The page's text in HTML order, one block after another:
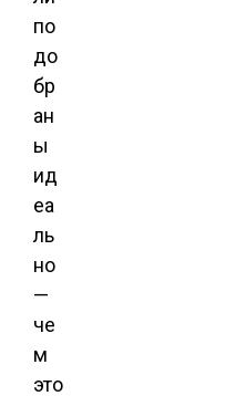
по
до
бр
ан
ы
ид
еа
ль
но
—
че
м
это